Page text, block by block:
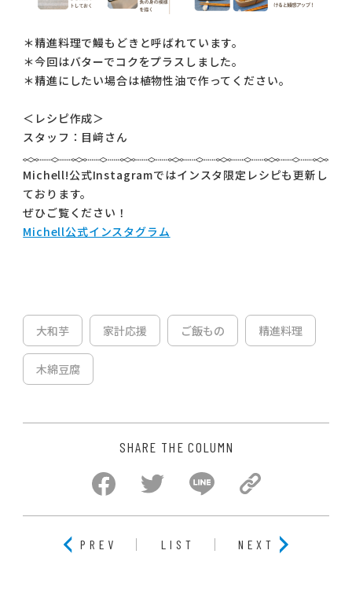
＊精進料理で鰻もどきと呼ばれています。
＊今回はバターでコクをプラスしました。
＊精進にしたい場合は植物性油で作ってください。
＜レシピ作成＞
スタッフ：目﨑さん
Michell!公式Instagramではインスタ限定レシピも更新し
ております。
ぜひご覧ください！
Michell公式インスタグラム
大和芋 家計応援 ご飯もの 精進料理
木綿豆腐
SHARE THE COLUMN
PREV LIST NEXT